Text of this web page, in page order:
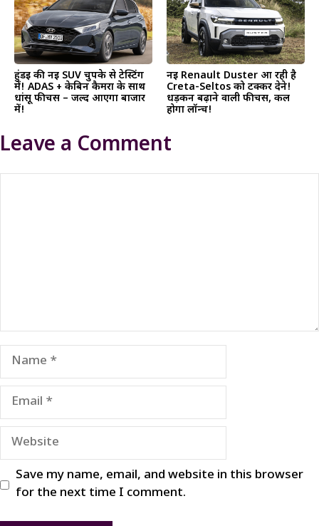
हुंडई की नई SUV चुपके से टेस्टिंग
में! ADAS + केबिन कैमरा के साथ
धांसू फीचर्स – जल्द आएगा बाजार
में!
नई Renault Duster आ रही है
Creta-Seltos को टक्कर देने!
धड़कन बढ़ाने वाली फीचर्स, कल
होगा लॉन्च!
Leave a Comment
Name
Email
Website
Save my name, email, and website in this browser
for the next time I comment.